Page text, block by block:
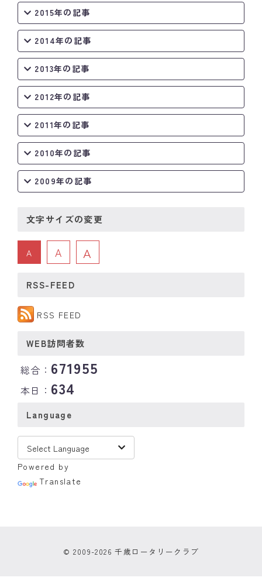
2015年の記事
2014年の記事
2013年の記事
2012年の記事
2011年の記事
2010年の記事
2009年の記事
文字サイズの変更
A A A
RSS-FEED
RSS FEED
WEB訪問者数
総合： 671955
本日： 634
Language
Powered by
Translate
© 2009-2026 千歳ロータリークラブ